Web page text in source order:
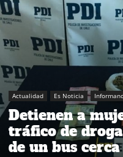
Actualidad Es Noticia
Detienen a
tráfico de
de un bus